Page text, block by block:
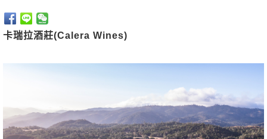
卡瑞拉酒莊(Calera Wines)